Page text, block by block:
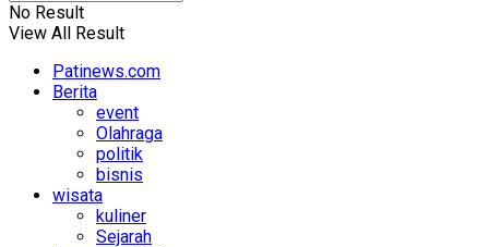
No Result
View All Result
Patinews.com
Berita
event
Olahraga
politik
bisnis
wisata
kuliner
Sejarah